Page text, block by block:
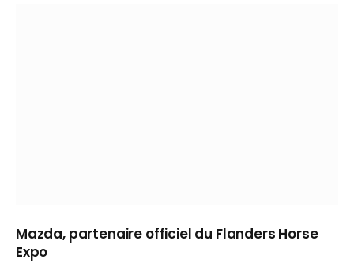
Mazda, partenaire officiel du Flanders Horse
Expo